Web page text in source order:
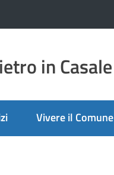
in Casale
Vivere il Comune